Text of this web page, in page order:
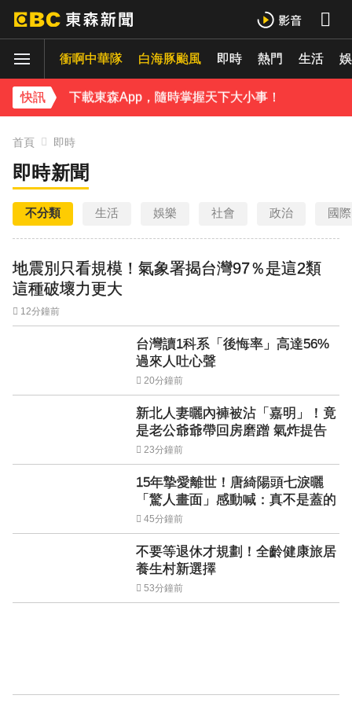
衝啊中華隊 白海豚颱風 即時 熱門 生活
快訊
15年摯愛離世！唐綺陽頭七驚見「驚人畫面」感動喊：真不是蓋的
下載東森App，隨時掌握天下大小事！
台灣讀1科系「後悔率」高達56% 過來人吐心聲
首頁 即時
即時新聞
不分類 生活 娛樂 社會 政治 國際
地震別只看規模！氣象署揭台灣97％是這2類
這種破壞力更大
12分鐘前
台灣讀1科系「後悔率」高達56%
過來人吐心聲
20分鐘前
新北人妻曬內褲被沾「嘉明」！竟
是老公爺爺帶回房磨蹭 氣炸提告
23分鐘前
15年摯愛離世！唐綺陽頭七淚曬
「驚人畫面」感動喊：真不是蓋的
45分鐘前
不要等退休才規劃！全齡健康旅居
養生村新選擇
53分鐘前